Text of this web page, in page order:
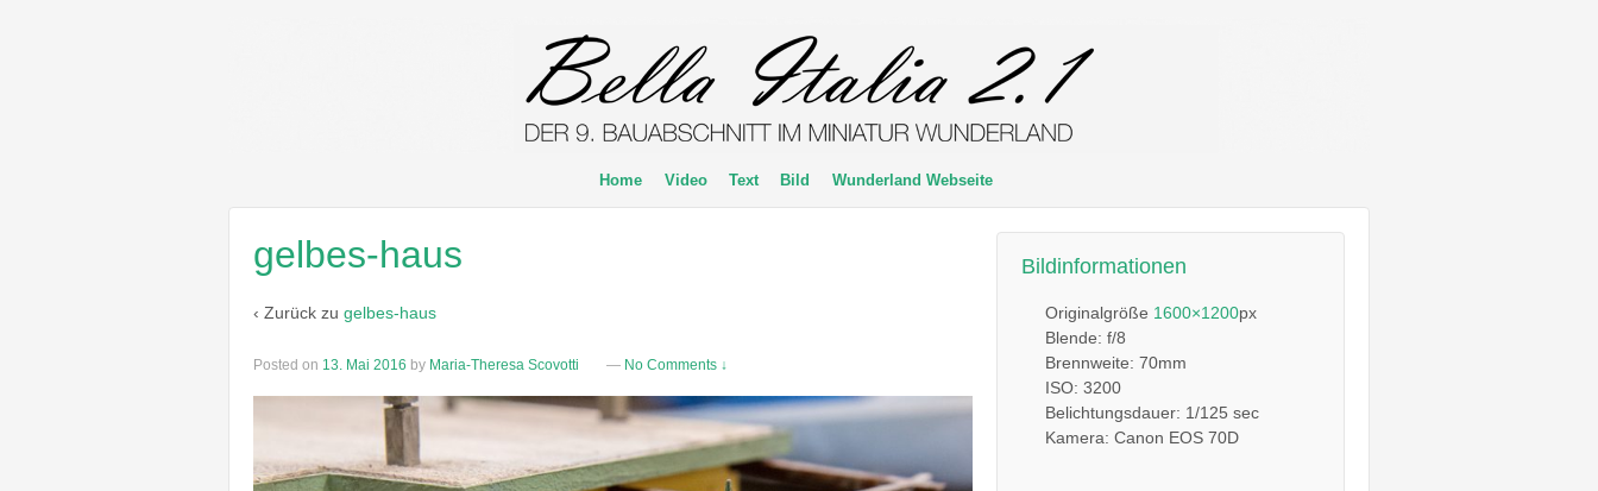
Home Video Text Bild Wunderland Webseite
gelbes-haus
‹ Zurück zu gelbes-haus
Posted on 13. Mai 2016 by Maria-Theresa Scovotti — No Comments ↓
Bildinformationen
Originalgröße 1600×1200px
Blende: f/8
Brennweite: 70mm
ISO: 3200
Belichtungsdauer: 1/125 sec
Kamera: Canon EOS 70D